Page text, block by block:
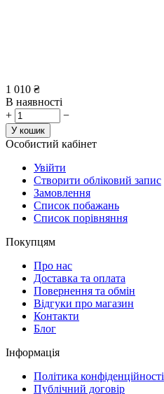
1 010 ₴
В наявності
+
−
У кошик
Особистий кабінет
Увійти
Створити обліковий запис
Замовлення
Список побажань
Cписок порівняння
Покупцям
Про нас
Доставка та оплата
Повернення та обмін
Відгуки про магазин
Контакти
Блог
Інформація
Політика конфіденційності
Публічний договір